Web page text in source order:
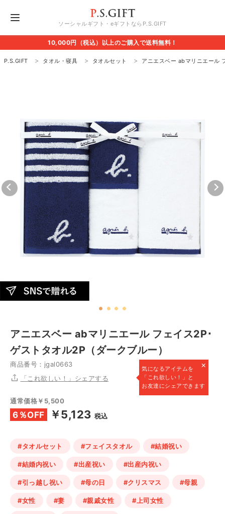
ソーシャルギフト・eギフトならP.S.GIFT
10,000円（税込）以上のご購入で送料無料！
P.S.GIFT タオル・寝具 タオルセット アニエスベー abマリニエール
アニエスベー abマリニエール フェイス2P･
ゲストタオル2P（ダークブルー）
商品番号：jgal0663 ×
気になるアイテムを
「これ欲しい！」と
お友達にシェアできます
「これ欲しい！」シェアする
通常価格￥5,500
6％OFF ￥5,123 税込
#タオルセット #フェイスタオル #結婚祝い
#結婚内祝い #出産祝い #出産内祝い
#引っ越し祝い #母の日 #クリスマス #母親
#女性 #妻 #親戚女性 #上司女性